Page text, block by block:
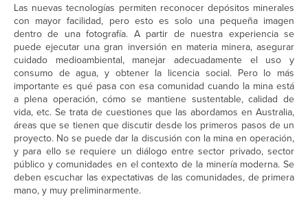
Las nuevas tecnologías permiten reconocer depósitos minerales
con mayor facilidad, pero esto es solo una pequeña imagen
dentro de una fotografía. A partir de nuestra experiencia se
puede ejecutar una gran inversión en materia minera, asegurar
cuidado medioambiental, manejar adecuadamente el uso y
consumo de agua, y obtener la licencia social. Pero lo más
importante es qué pasa con esa comunidad cuando la mina está
a plena operación, cómo se mantiene sustentable, calidad de
vida, etc. Se trata de cuestiones que las abordamos en Australia,
áreas que se tienen que discutir desde los primeros pasos de un
proyecto. No se puede dar la discusión con la mina en operación,
y para ello se requiere un diálogo entre sector privado, sector
público y comunidades en el contexto de la minería moderna. Se
deben escuchar las expectativas de las comunidades, de primera
mano, y muy preliminarmente.